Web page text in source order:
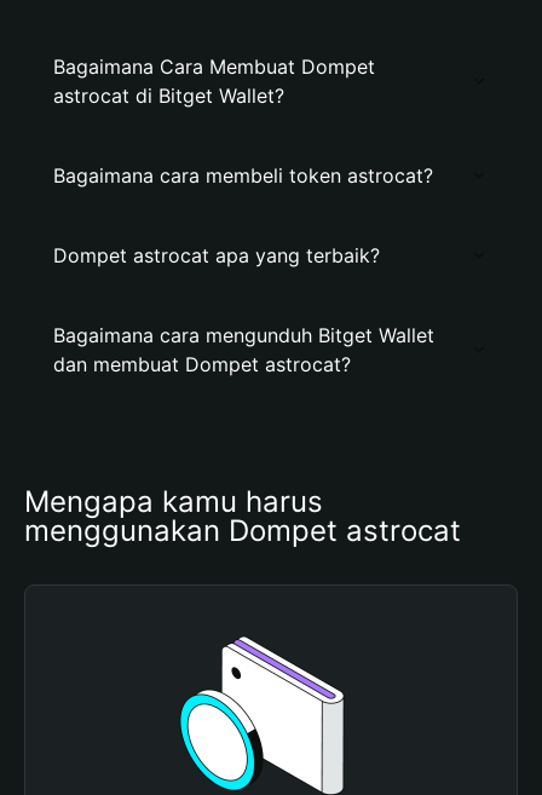
Bagaimana Cara Membuat Dompet
astrocat di Bitget Wallet?
Bagaimana cara membeli token astrocat?
Dompet astrocat apa yang terbaik?
Bagaimana cara mengunduh Bitget Wallet
dan membuat Dompet astrocat?
Mengapa kamu harus
menggunakan Dompet astrocat